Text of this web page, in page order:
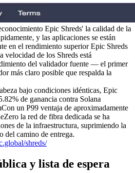
Epic Shreds' la calidad de la
y las aplicaciones se están
en el rendimiento superior Epic Shreds
de los Shreds está
del validador fuente — el primer
más claro posible que respalda la
bajo condiciones idénticas, Epic
de ganancia contra Solana
un P99 ventaja de aproximadamente
la red de fibra dedicada se ha
de la infraestructura, suprimiendo la
del camino de entrega.
shreds/
y lista de espera